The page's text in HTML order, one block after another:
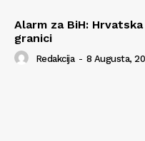
Alarm za BiH:
granici
Redakcija - 8 Augusta,